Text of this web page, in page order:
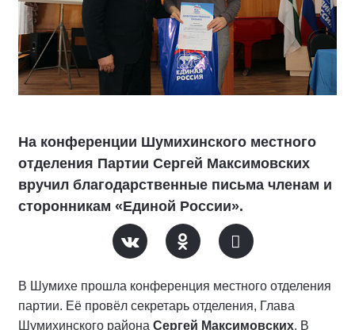
На конференции Шумихинского местного
отделения Партии Сергей Максимовских
вручил благодарственные письма членам и
сторонникам «Единой России».
В Шумихе прошла конференция местного отделения
партии. Её провёл секретарь отделения, Глава
Шумихинского района Сергей Максимовских. В